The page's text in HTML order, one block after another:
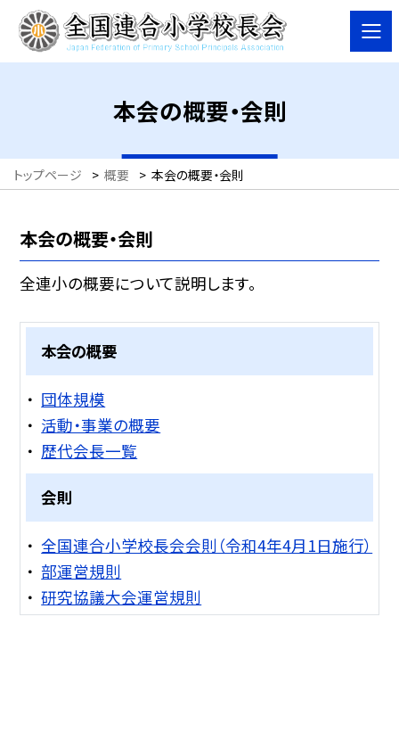
本会の概要・会則
トップページ > 概要 > 本会の概要・会則
本会の概要・会則
全連小の概要について説明します。
本会の概要
団体規模
活動・事業の概要
歴代会長一覧
会則
全国連合小学校長会会則（令和4年4月1日施行）
部運営規則
研究協議大会運営規則